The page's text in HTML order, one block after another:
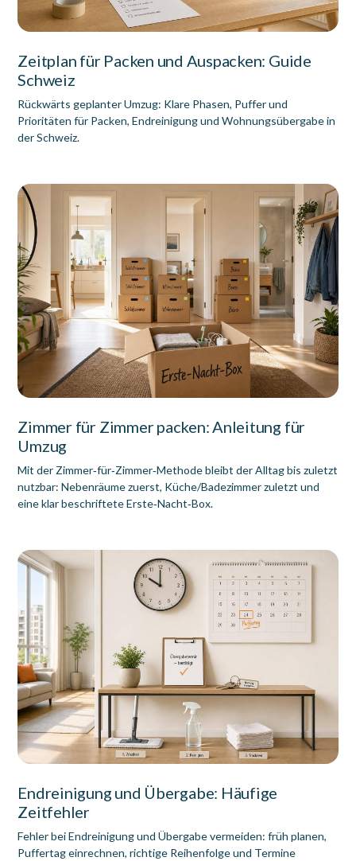
Zeitplan für Packen und Auspacken: Guide
Schweiz
Rückwärts geplanter Umzug: Klare Phasen, Puffer und
Prioritäten für Packen, Endreinigung und Wohnungsübergabe in
der Schweiz.
Zimmer für Zimmer packen: Anleitung für
Umzug
Mit der Zimmer‑für‑Zimmer‑Methode bleibt der Alltag bis zuletzt
nutzbar: Nebenräume zuerst, Küche/Badezimmer zuletzt und
eine klar beschriftete Erste‑Nacht‑Box.
Endreinigung und Übergabe: Häufige
Zeitfehler
Fehler bei Endreinigung und Übergabe vermeiden: früh planen,
Puffertag einrechnen, richtige Reihenfolge und Termine